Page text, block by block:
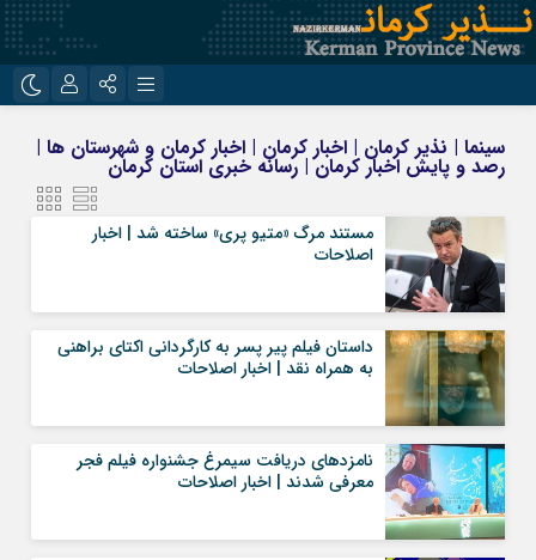
روبیکا
ایتا
رمز عبور
مرا به خاطر بسپار
سینما | نذیر کرمان | اخبار کرمان | اخبار کرمان و شهرستان ها |
رصد و پایش اخبار کرمان | رسانه خبری استان کرمان
مستند مرگ «متیو پری» ساخته شد | اخبار
اصلاحات
داستان فیلم پیر پسر به کارگردانی اکتای براهنی
به همراه نقد | اخبار اصلاحات
نامزدهای دریافت سیمرغ جشنواره فیلم فجر
معرفی شدند | اخبار اصلاحات